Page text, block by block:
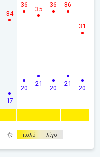
17
34
20
36
21
35
20
36
21
36
20
31
πολύ λίγο